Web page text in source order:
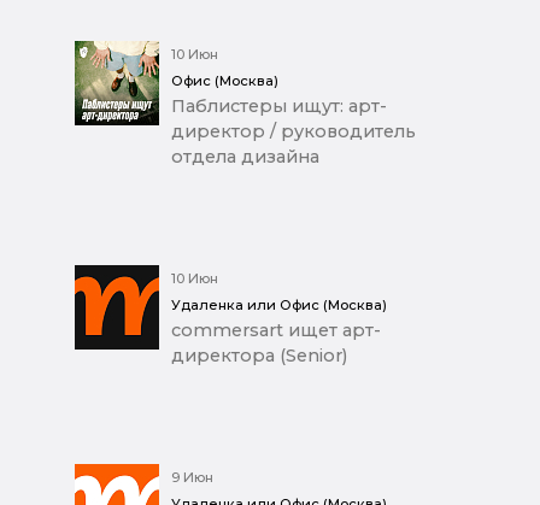
10 Июн
Офис (Москва)
Паблистеры ищут: арт-
директор / руководитель
отдела дизайна
10 Июн
Удаленка или Офис (Москва)
commersart ищет арт-
директора (Senior)
9 Июн